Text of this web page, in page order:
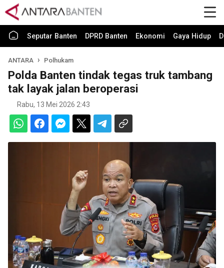
Seputar Banten DPRD Banten Ekonomi Gaya Hidup
ANTARA Polhukam
Polda Banten tindak tegas truk tambang
tak layak jalan beroperasi
Rabu, 13 Mei 2026 2:43